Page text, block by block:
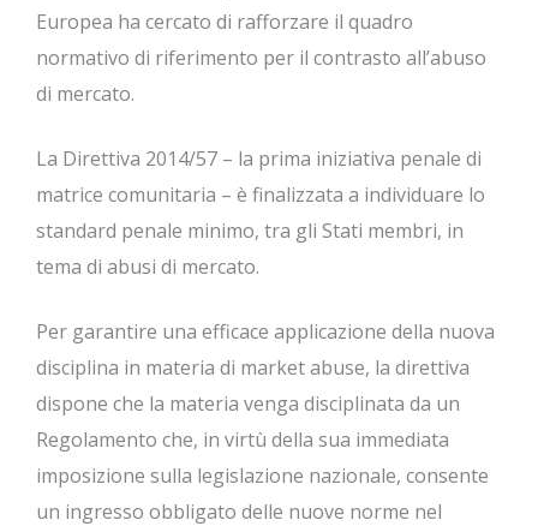
Europea ha cercato di rafforzare il quadro
normativo di riferimento per il contrasto all’abuso
di mercato.
La Direttiva 2014/57 – la prima iniziativa penale di
matrice comunitaria – è finalizzata a individuare lo
standard penale minimo, tra gli Stati membri, in
tema di abusi di mercato.
Per garantire una efficace applicazione della nuova
disciplina in materia di market abuse, la direttiva
dispone che la materia venga disciplinata da un
Regolamento che, in virtù della sua immediata
imposizione sulla legislazione nazionale, consente
un ingresso obbligato delle nuove norme nel